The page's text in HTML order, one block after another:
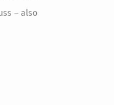
– also